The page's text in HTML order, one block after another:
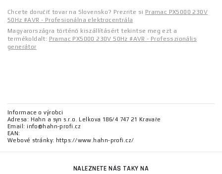
Chcete doručiť tovar na Slovensko? Prezrite si Pramac PX5000 230V
50Hz #AVR - Profesionálna elektrocentrála
Magyarországra történő kiszállításért tekintse meg ezt a
termékoldalt: Pramac PX5000 230V 50Hz #AVR - Professzionális
generátor
Informace o výrobci
Adresa: Hahn a syn s.r.o. Lelkova 186/4 747 21 Kravaře
Email: info@hahn-profi.cz
EAN:
Webové stránky: https://www.hahn-profi.cz/
NALEZNETE NÁS TAKY NA